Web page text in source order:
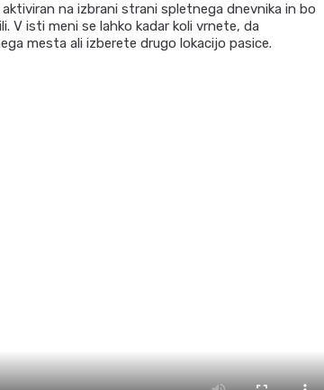
na izbrani strani spletnega dnevnika in bo
V isti meni se lahko kadar koli vrnete, da
mesta ali izberete drugo lokacijo pasice.